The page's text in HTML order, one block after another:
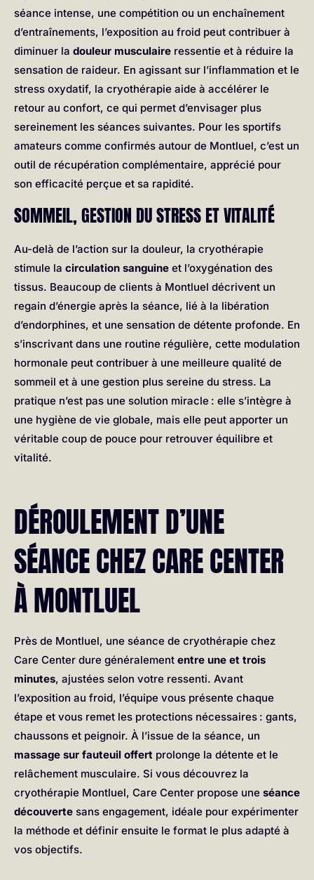
séance intense, une compétition ou un enchaînement
d’entraînements, l’exposition au froid peut contribuer à
diminuer la douleur musculaire ressentie et à réduire la
sensation de raideur. En agissant sur l’inflammation et le
stress oxydatif, la cryothérapie aide à accélérer le
retour au confort, ce qui permet d’envisager plus
sereinement les séances suivantes. Pour les sportifs
amateurs comme confirmés autour de Montluel, c’est un
outil de récupération complémentaire, apprécié pour
son efficacité perçue et sa rapidité.
SOMMEIL, GESTION DU STRESS ET VITALITÉ
Au-delà de l’action sur la douleur, la cryothérapie
stimule la circulation sanguine et l’oxygénation des
tissus. Beaucoup de clients à Montluel décrivent un
regain d’énergie après la séance, lié à la libération
d’endorphines, et une sensation de détente profonde. En
s’inscrivant dans une routine régulière, cette modulation
hormonale peut contribuer à une meilleure qualité de
sommeil et à une gestion plus sereine du stress. La
pratique n’est pas une solution miracle : elle s’intègre à
une hygiène de vie globale, mais elle peut apporter un
véritable coup de pouce pour retrouver équilibre et
vitalité.
DÉROULEMENT D’UNE
SÉANCE CHEZ CARE CENTER
À MONTLUEL
Près de Montluel, une séance de cryothérapie chez
Care Center dure généralement entre une et trois
minutes, ajustées selon votre ressenti. Avant
l’exposition au froid, l’équipe vous présente chaque
étape et vous remet les protections nécessaires : gants,
chaussons et peignoir. À l’issue de la séance, un
massage sur fauteuil offert prolonge la détente et le
relâchement musculaire. Si vous découvrez la
cryothérapie Montluel, Care Center propose une séance
découverte sans engagement, idéale pour expérimenter
la méthode et définir ensuite le format le plus adapté à
vos objectifs.